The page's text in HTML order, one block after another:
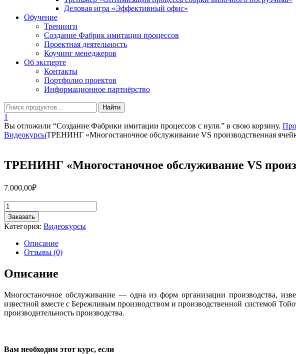
Деловая игра «Эффективный офис»
Обучение
Тренинги
Создание Фабрик имитации процессов
Проектная деятельность
Коучинг менеджеров
Об эксперте
Контакты
Портфолио проектов
Информационное партнёрство
1
Вы отложили “Создание Фабрики имитации процессов с нуля.” в свою корзину.
ВидеокурсыТРЕНИНГ «Многостаночное обслуживание VS производственная
ТРЕНИНГ «Многостаночное обслуживание VS
7.000,00₽
Количество
товара
ТРЕНИНГ
"Многостаночное
обслуживание
производственная
ячейка"
Заказать
Категория: Видеокурсы
Описание
Отзывы (0)
Описание
Многостаночное обслуживание — одна из форм организации производства,
известной вместе с Бережливым производством и производственной системой
производительность производства.
Вам необходим этот курс, если